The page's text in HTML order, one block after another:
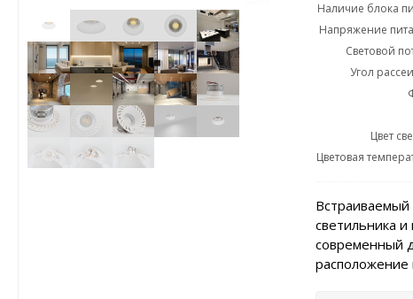
Наличие блока
Напряжение
Световой
Угол
Цвет
Цветовая
светильника
современный
расположение